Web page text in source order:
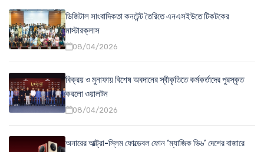
ডিজিটাল সাংবাদিকতা কনটেন্ট তৈরিতে এনএসইউতে টিকটকের
মাস্টারক্লাস
08/04/2026
বিক্রয় ও মুনাফায় বিশেষ অবদানের স্বীকৃতিতে কর্মকর্তাদের পুরস্কৃত
করলো ওয়ালটন
08/04/2026
অনারের আল্ট্রা-স্লিম ফোল্ডেবল ফোন ‘ম্যাজিক ভি৬’ দেশের বাজারে